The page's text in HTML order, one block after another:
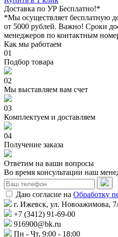
Доставка по УР Бесплатно!*
*Мы осуществляет бесплатную
от 5000 рублей. Важно! Сроки
менеджеров по контактным
Как мы работаем
01
Подбор товара
02
Мы выставляем вам счет
03
Комплектуем и доставляем
04
Получение заказа
Ответим на ваши вопросы
Во время консультации наш
Даю согласие на Обработку
г. Ижевск, ул. Новоажимова,
+7 (3412) 91-69-00
916900@bk.ru
Пн - Чт, 9:00 - 18:00